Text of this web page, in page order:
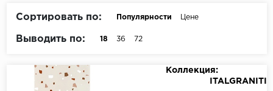
Сортировать по: Популярности Цене
Выводить по: 18 36 72
Коллекция:
ITALGRANITI